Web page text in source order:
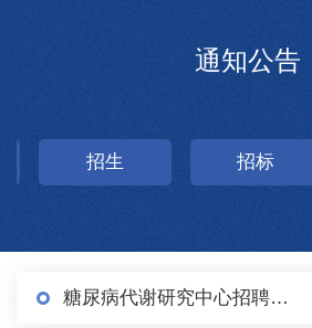
通知公告
招生 招标
糖尿病代谢研究中心招聘启事